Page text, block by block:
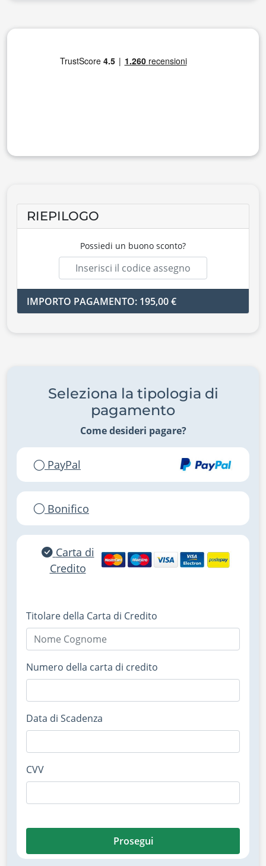
RIEPILOGO
Possiedi un buono sconto?
IMPORTO PAGAMENTO: 195,00 €
Seleziona la tipologia di
pagamento
Come desideri pagare?
PayPal
Bonifico
Carta di
Credito
Titolare della Carta di Credito
Numero della carta di credito
Data di Scadenza
CVV
Prosegui